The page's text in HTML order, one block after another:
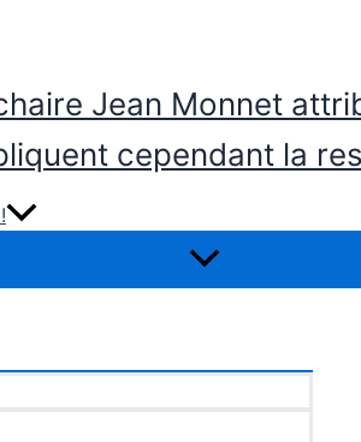
Jean Monnet
cependant la